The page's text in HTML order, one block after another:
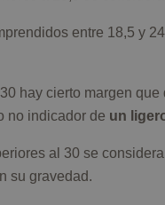
entre 18,5 y
hay cierto margen
no indicador de un
al 30 se
su gravedad.